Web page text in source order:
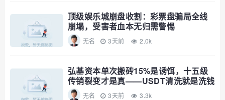
顶级娱乐城崩盘收割：彩票盘骗局全线
崩塌，受害者血本无归需警惕
无名 3天前 2.0k
弘基资本单次搬砖15%是诱饵，十五级
传销裂变才是真——USDT清洗就是洗钱
公告，趁资金池没爆赶紧撤
无名 3天前 3.3k